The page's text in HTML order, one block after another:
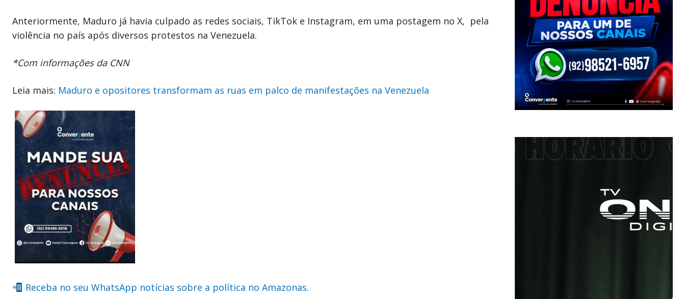
Anteriormente, Maduro já havia culpado as redes sociais, TikTok e Instagram, em uma postagem no X, pela
violência no país após diversos protestos na Venezuela.
*Com informações da CNN
Leia mais: Maduro e opositores transformam as ruas em palco de manifestações na Venezuela
Receba no seu WhatsApp notícias sobre a política no Amazonas.